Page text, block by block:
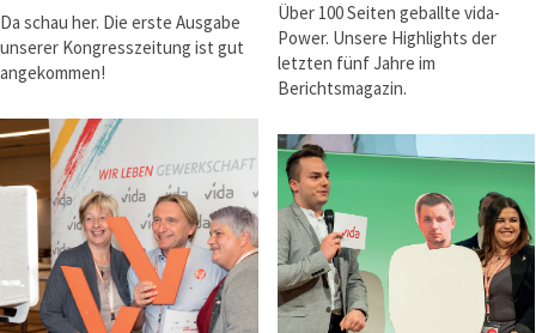
Über 100 Seiten geballte vida-
Power. Unsere Highlights der
letzten fünf Jahre im
Berichtsmagazin.
Da schau her. Die erste Ausgabe
unserer Kongresszeitung ist gut
angekommen!